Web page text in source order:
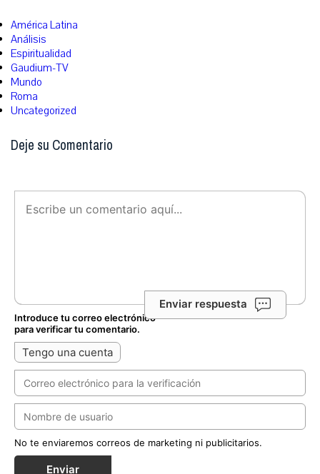
América Latina
Análisis
Espiritualidad
Gaudium-TV
Mundo
Roma
Uncategorized
Deje su Comentario
Enviar respuesta
Introduce tu correo electrónico
para verificar tu comentario.
Tengo una cuenta
No te enviaremos correos de marketing ni publicitarios.
Enviar